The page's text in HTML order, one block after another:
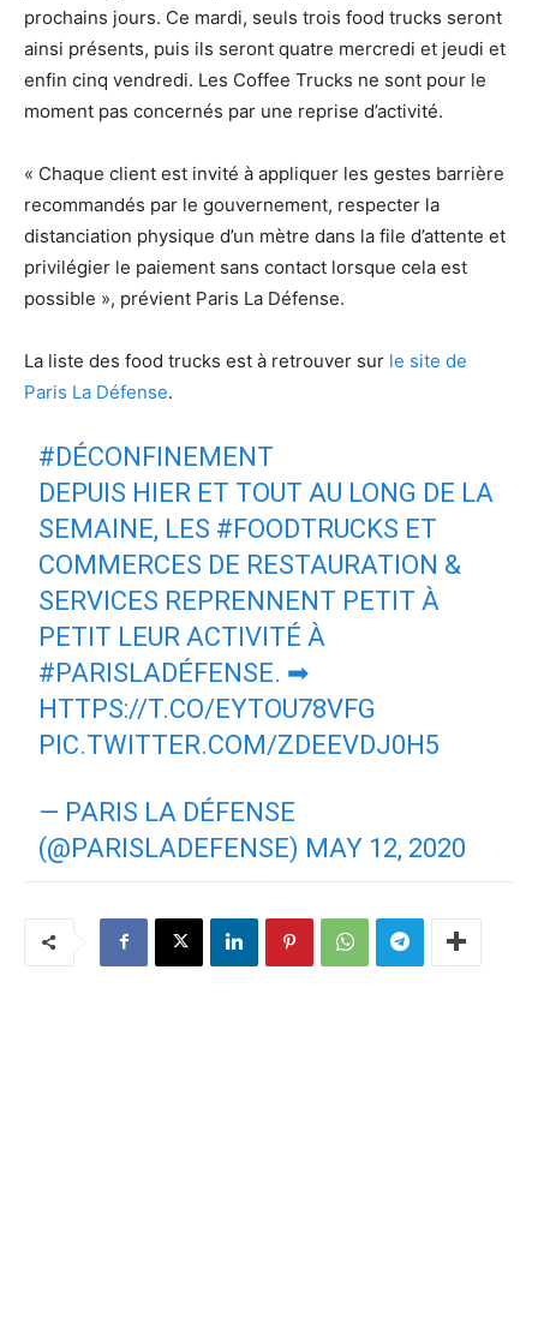
prochains jours. Ce mardi, seuls trois food trucks seront
ainsi présents, puis ils seront quatre mercredi et jeudi et
enfin cinq vendredi. Les Coffee Trucks ne sont pour le
moment pas concernés par une reprise d’activité.
« Chaque client est invité à appliquer les gestes barrière
recommandés par le gouvernement, respecter la
distanciation physique d’un mètre dans la file d’attente et
privilégier le paiement sans contact lorsque cela est
possible », prévient Paris La Défense.
La liste des food trucks est à retrouver sur le site de
Paris La Défense.
#DÉCONFINEMENT
DEPUIS HIER ET TOUT AU LONG DE LA
SEMAINE, LES #FOODTRUCKS ET
COMMERCES DE RESTAURATION &
SERVICES REPRENNENT PETIT À
PETIT LEUR ACTIVITÉ À
#PARISLADÉFENSE. ➡
HTTPS://T.CO/EYTOU78VFG
PIC.TWITTER.COM/ZDEEVDJ0H5
— PARIS LA DÉFENSE
(@PARISLADEFENSE) MAY 12, 2020